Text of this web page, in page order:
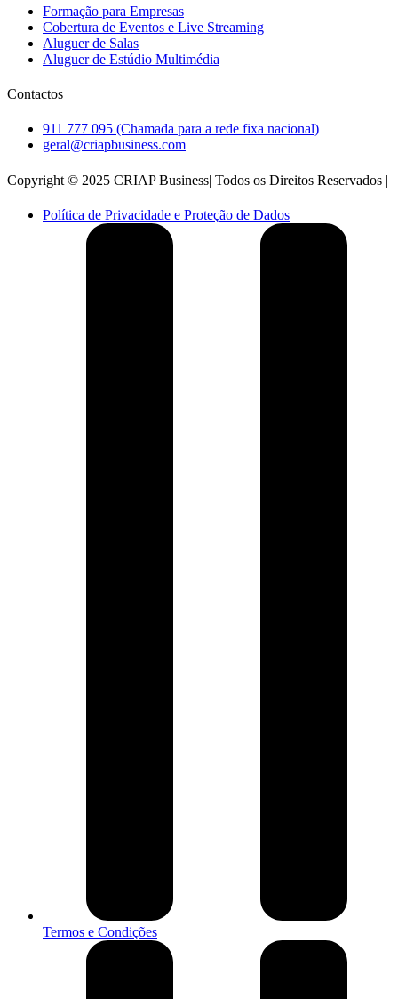
Formação para Empresas
Cobertura de Eventos e Live Streaming
Aluguer de Salas
Aluguer de Estúdio Multimédia
Contactos
911 777 095 (Chamada para a rede fixa nacional)
geral@criapbusiness.com
Copyright © 2025 CRIAP Business| Todos os Direitos Reservados |
Política de Privacidade e Proteção de Dados
Termos e Condições